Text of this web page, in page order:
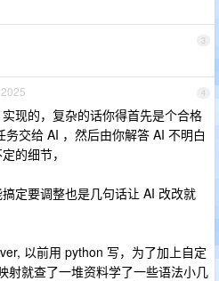
3
4
现的，复杂的话你得首先是个合格
交给 AI ，然后由你解答 AI 不明白
的细节，
定要调整也是几句话让 AI 改改就
以前用 python 写，为了加上自定
射就查了一堆资料学了一些语法小几